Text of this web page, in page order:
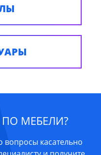
МЕБЕЛИ?
вопросы касательно